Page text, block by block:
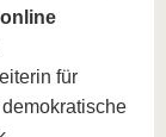
für